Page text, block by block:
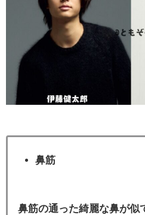
鼻筋
鼻筋の通った綺麗な鼻が似